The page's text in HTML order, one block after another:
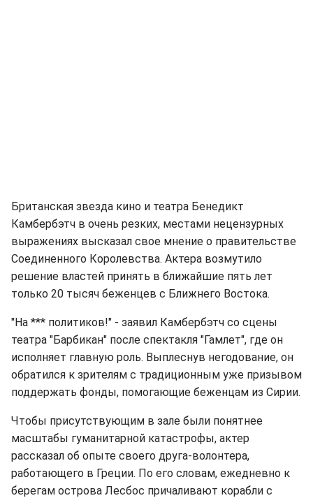
Британская звезда кино и театра Бенедикт
Камбербэтч в очень резких, местами нецензурных
выражениях высказал свое мнение о правительстве
Соединенного Королевства. Актера возмутило
решение властей принять в ближайшие пять лет
только 20 тысяч беженцев с Ближнего Востока.
"На *** политиков!" - заявил Камбербэтч со сцены
театра "Барбикан" после спектакля "Гамлет", где он
исполняет главную роль. Выплеснув негодование, он
обратился к зрителям с традиционным уже призывом
поддержать фонды, помогающие беженцам из Сирии.
Чтобы присутствующим в зале были понятнее
масштабы гуманитарной катастрофы, актер
рассказал об опыте своего друга-волонтера,
работающего в Греции. По его словам, ежедневно к
берегам острова Лесбос причаливают корабли с